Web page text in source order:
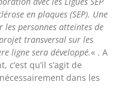
en plaques (SEP). Une
personnes atteintes de
transversal sur les
ligne sera développé.« . A
qu’il s’agit de
dans les